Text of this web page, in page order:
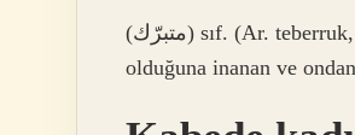
(ﻣﺘﺒﺮّﻙ) sıf. (Ar. teberruk, “uğurlu saymak, uğurlu olmak” demektir.) Bir şeyin hayırlı ve bereketli
olduğuna inanan ve